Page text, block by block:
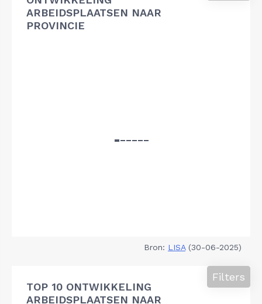
ARBEIDSPLAATSEN NAAR
PROVINCIE
Bron: LISA(30-06-2025)
TOP 10 ONTWIKKELING
ARBEIDSPLAATSEN NAAR
Filters